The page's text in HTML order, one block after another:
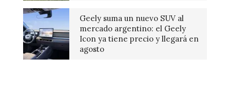
Geely suma un nuevo SUV al
mercado argentino: el Geely
Icon ya tiene precio y llegará en
agosto